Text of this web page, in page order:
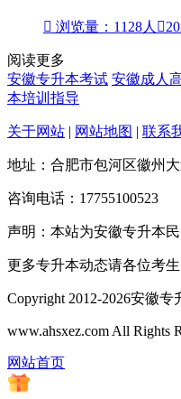
 浏览量：1128人 
阅读更多
安徽专升本考试 安徽成人
本培训指导
关于网站 | 网站地图 | 联系
地址：合肥市包河区徽州
咨询电话：17755100523
声明：本站为安徽专升本民
更多专升本动态请各位考
Copyright 2012-2026安徽专
www.ahsxez.com All Rights
网站首页